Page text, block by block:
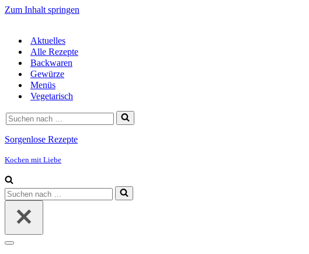
Zum Inhalt springen
Aktuelles
Alle Rezepte
Backwaren
Gewürze
Menüs
Vegetarisch
Suchen
nach …
Sorgenlose Rezepte
Kochen mit Liebe
Suchen
nach …
Navigationsmenü